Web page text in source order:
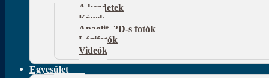
A kezdetek
Képek
Anaglif, 3D-s fotók
Légifotók
Videók
Egyesület